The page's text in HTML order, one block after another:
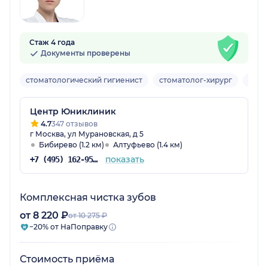
Стаж 4 года
Документы проверены
стоматологический гигиенист стоматолог-хирург
Центр Юниклиник
4.7347 отзывов
г Москва, ул Мурановская, д 5
Бибирево (1.2 км)
Алтуфьево (1.4 км)
+7 (495) 162-95-13 показать
Комплексная чистка зубов
от 8 220 ₽от 10 275 ₽
−20% от НаПоправку
Стоимость приёма